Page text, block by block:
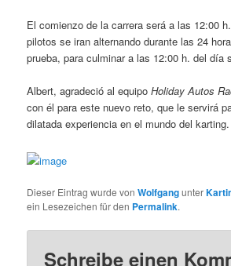
El comienzo de la carrera será a las 12:00
pilotos se iran alternando durante las 24
prueba, para culminar a las 12:00 h. del día
Albert, agradeció al equipoHoliday Autos
con él para este nuevo reto, que le servirá
dilatada experiencia en el mundo del karting.
Dieser Eintrag wurde vonWolfgangunter
ein Lesezeichen für den Permalink.
Schreibe einen